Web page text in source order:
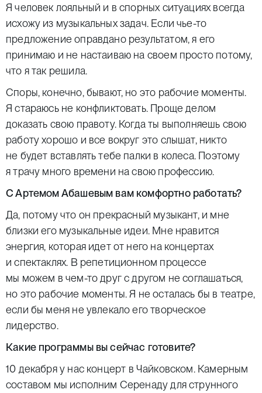
Я человек лояльный и в спорных ситуациях всегда
исхожу из музыкальных задач. Если чье-то
предложение оправдано результатом, я его
принимаю и не настаиваю на своем просто потому,
что я так решила.
Споры, конечно, бывают, но это рабочие моменты.
Я стараюсь не конфликтовать. Проще делом
доказать свою правоту. Когда ты выполняешь свою
работу хорошо и все вокруг это слышат, никто
не будет вставлять тебе палки в колеса. Поэтому
я трачу много времени на свою профессию.
С Артемом Абашевым вам комфортно работать?
Да, потому что он прекрасный музыкант, и мне
близки его музыкальные идеи. Мне нравится
энергия, которая идет от него на концертах
и спектаклях. В репетиционном процессе
мы можем в чем-то друг с другом не соглашаться,
но это рабочие моменты. Я не осталась бы в театре,
если бы меня не увлекало его творческое
лидерство.
Какие программы вы сейчас готовите?
10 декабря у нас концерт в Чайковском. Камерным
составом мы исполним Серенаду для струнного